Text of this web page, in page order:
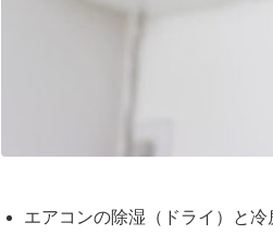
エアコンの除湿（ドライ）と